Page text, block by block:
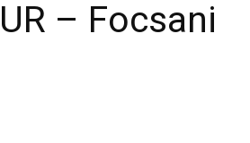
– Focsani